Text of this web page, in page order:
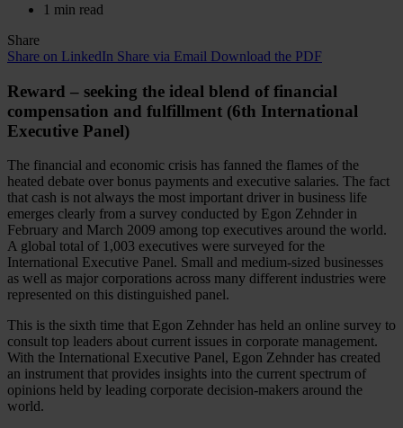
1 min read
Share
Share on LinkedIn Share via Email Download the PDF
Reward – seeking the ideal blend of financial
compensation and fulfillment (6th International
Executive Panel)
The financial and economic crisis has fanned the flames of the
heated debate over bonus payments and executive salaries. The fact
that cash is not always the most important driver in business life
emerges clearly from a survey conducted by Egon Zehnder in
February and March 2009 among top executives around the world.
A global total of 1,003 executives were surveyed for the
International Executive Panel. Small and medium-sized businesses
as well as major corporations across many different industries were
represented on this distinguished panel.
This is the sixth time that Egon Zehnder has held an online survey to
consult top leaders about current issues in corporate management.
With the International Executive Panel, Egon Zehnder has created
an instrument that provides insights into the current spectrum of
opinions held by leading corporate decision-makers around the
world.